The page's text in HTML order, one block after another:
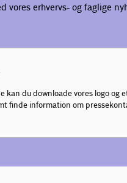
erhvervs- og faglige
kan du downloade vores logo og
finde information om